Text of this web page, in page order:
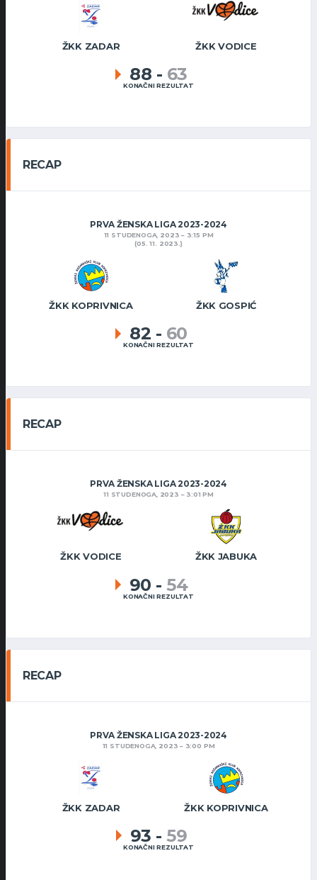
ŽKK ZADAR ŽKK VODICE
88 - 63
KONAČNI REZULTAT
RECAP
PRVA ŽENSKA LIGA 2023-2024
11 STUDENOGA, 2023
3:15 PM
(05. 11. 2023.)
ŽKK KOPRIVNICA ŽKK GOSPIĆ
82 - 60
KONAČNI REZULTAT
RECAP
PRVA ŽENSKA LIGA 2023-2024
11 STUDENOGA, 2023 3:01 PM
ŽKK VODICE ŽKK JABUKA
90 - 54
KONAČNI REZULTAT
RECAP
PRVA ŽENSKA LIGA 2023-2024
11 STUDENOGA, 2023 3:00 PM
ŽKK ZADAR ŽKK KOPRIVNICA
93 - 59
KONAČNI REZULTAT